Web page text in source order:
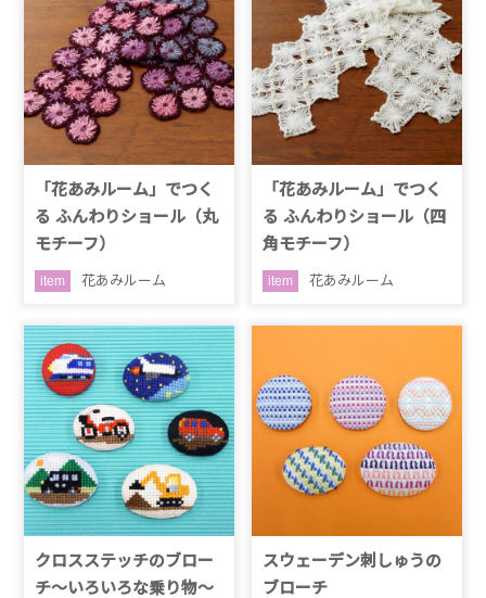
「花あみルーム」でつく
る ふんわりショール（丸
モチーフ）
item 花あみルーム
「花あみルーム」でつく
る ふんわりショール（四
角モチーフ）
item 花あみルーム
クロスステッチのブロー
チ～いろいろな乗り物～
スウェーデン刺しゅうの
ブローチ